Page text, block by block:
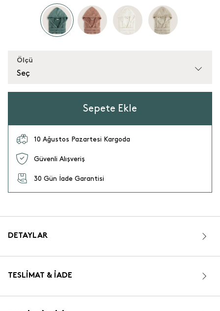
Ölçü
Seç
Sepete Ekle
10 Ağustos Pazartesi Kargoda
Güvenli Alışveriş
30 Gün İade Garantisi
DETAYLAR
TESLIMAT & İADE